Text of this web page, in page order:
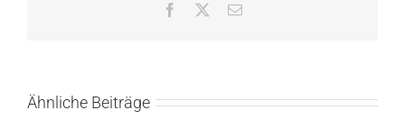
Facebook
E-
Ähnliche Beiträge